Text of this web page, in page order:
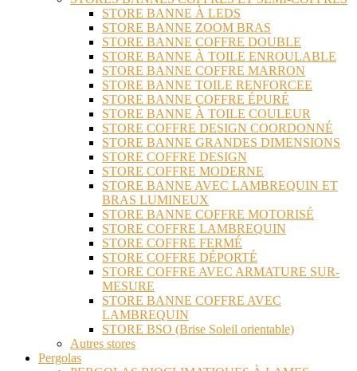
STORE BANNE À LEDS
STORE BANNE ZOOM BRAS
STORE BANNE COFFRE DOUBLE
STORE BANNE À TOILE ENROULABLE
STORE BANNE COFFRE MARRON
STORE BANNE TOILE RENFORCEE
STORE BANNE COFFRE ÉPURÉ
STORE BANNE À TOILE COULEUR
STORE COFFRE DESIGN COORDONNÉ
STORE BANNE GRANDES DIMENSIONS
STORE COFFRE DESIGN
STORE COFFRE MODERNE
STORE BANNE AVEC LAMBREQUIN ET
BRAS LUMINEUX
STORE BANNE COFFRE MOTORISÉ
STORE COFFRE LAMBREQUIN
STORE COFFRE FERMÉ
STORE COFFRE DÉPORTÉ
STORE COFFRE AVEC ARMATURE SUR-
MESURE
STORE BANNE COFFRE AVEC
LAMBREQUIN
STORE BSO (Brise Soleil orientable)
Autres stores
Pergolas